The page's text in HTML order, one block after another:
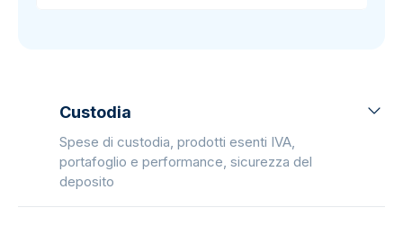
Custodia
Spese di custodia, prodotti esenti IVA,
portafoglio e performance, sicurezza del
deposito